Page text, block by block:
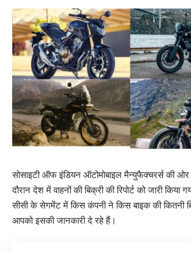
सोसाइटी ऑफ इंडियन ऑटोमोबाइल मैन्‍युफैक्‍चरर्स की
दौरान देश में वाहनों की बिक्री की रिपोर्ट को जारी
सीसी के सेगमेंट में किस कंपनी ने किस बाइक की कितनी
आपको इसकी जानकारी दे रहे हैं।